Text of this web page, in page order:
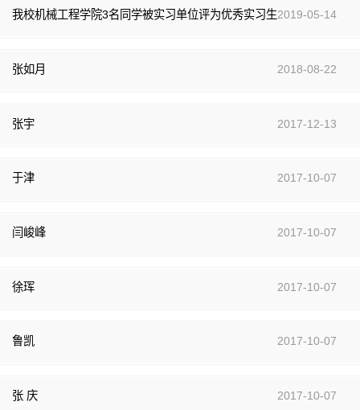
我校机械工程学院3名同学被实习单位评为优秀实习生2019-05-14
张如月 2018-08-22
张宇 2017-12-13
于津 2017-10-07
闫峻峰 2017-10-07
徐珲 2017-10-07
鲁凯 2017-10-07
张 庆 2017-10-07